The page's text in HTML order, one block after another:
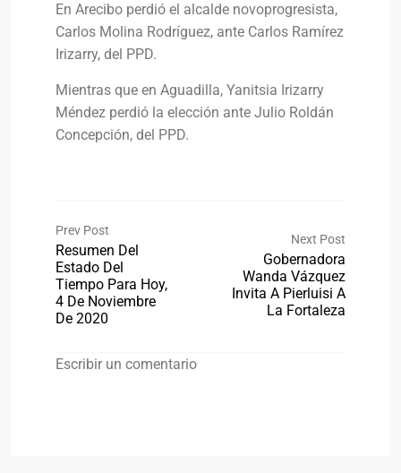
En Arecibo perdió el alcalde novoprogresista,
Carlos Molina Rodríguez, ante Carlos Ramírez
Irizarry, del PPD.
Mientras que en Aguadilla, Yanitsia Irizarry
Méndez perdió la elección ante Julio Roldán
Concepción, del PPD.
Prev Post
Resumen Del
Estado Del
Tiempo Para Hoy,
4 De Noviembre
De 2020
Next Post
Gobernadora
Wanda Vázquez
Invita A Pierluisi A
La Fortaleza
Escribir un comentario